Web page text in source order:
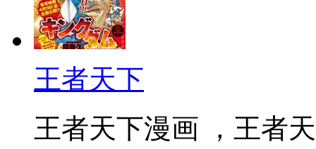
王者天下
王者天下漫画 ，王者